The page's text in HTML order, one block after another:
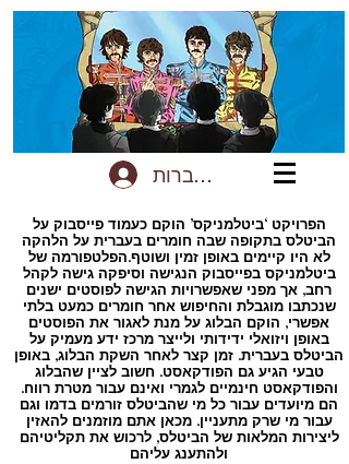
להתחברות
הפרויקט ‘ביטלמניקס’ הוקם כעמוד פייסבוק על
הביטלס בתקופה שבה חומרים בעברית על הלהקה
לא היו קיימים באופן זמין ושוטף.הפלטפורמה של
ביטלמניקס בפייסבוק הנגישה וסיפקה גישה לקהל
רחב, אך מפני שאפשרויות הגישה לפוסטים ישנים
שנכתבו מוגבלת והחיפוש אחר חומרים כמעט בלתי
אפשרי, הוקם הבלוג על מנת לאגור את הפוסטים
באופן ויזואלי ידידותי ולייצר מרכז ידע מעמיק על
הביטלס בעברית. זמן קצר לאחר השקת הבלוג, באופן
טבעי הגיע גם הפודקאסט. חשוב לציין שהבלוג
והפודקאסט חינמיים לגמרי ואינם עבור מטרת רווח.
הם מיועדים עבור כל מי שהביטלס זורמים בדמו וגם
עבור מי שרק מתעניין. מכאן אתם מוזמנים להאזין
ליצירות המלאות של הביטלס, לרכוש את תקליטיהם
ולהתענג עליהם